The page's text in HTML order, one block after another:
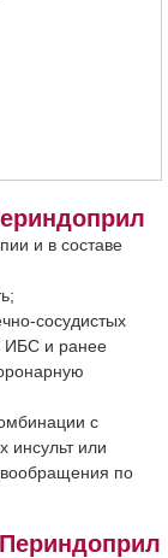
и в составе
сосудистых
ИБС и ранее
с
инсульт или
по